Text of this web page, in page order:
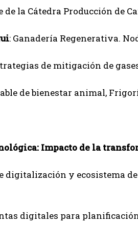
de la Cátedra Producción de
: Ganadería Regenerativa.
de mitigación de
de bienestar animal,
Impacto de la
digitalización y ecosistema
digitales para planificación